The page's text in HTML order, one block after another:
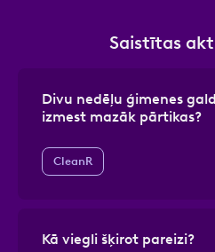
Saistītas
Divu nedēļu ģimenes
izmest mazāk pārtikas?
CleanR
Kā viegli šķirot pareizi?